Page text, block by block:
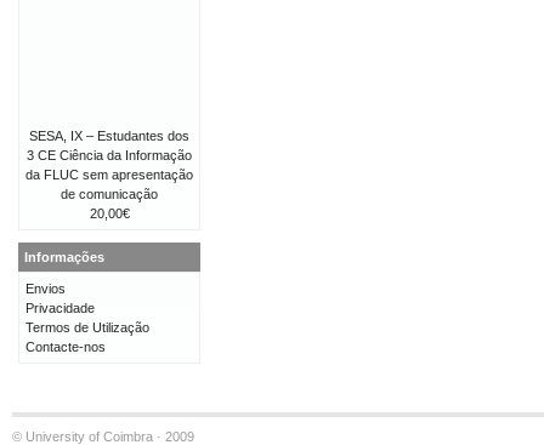
SESA, IX – Estudantes dos
3 CE Ciência da Informação
da FLUC sem apresentação
de comunicação
20,00€
Informações
Envios
Privacidade
Termos de Utilização
Contacte-nos
© University of Coimbra · 2009